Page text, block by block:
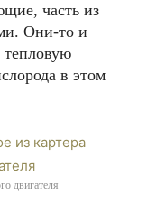
часть из
Они-то и
тепловую
в этом
двигателя